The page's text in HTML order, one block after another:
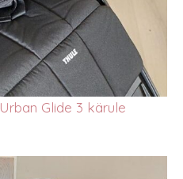
Urban Glide 3 kärule